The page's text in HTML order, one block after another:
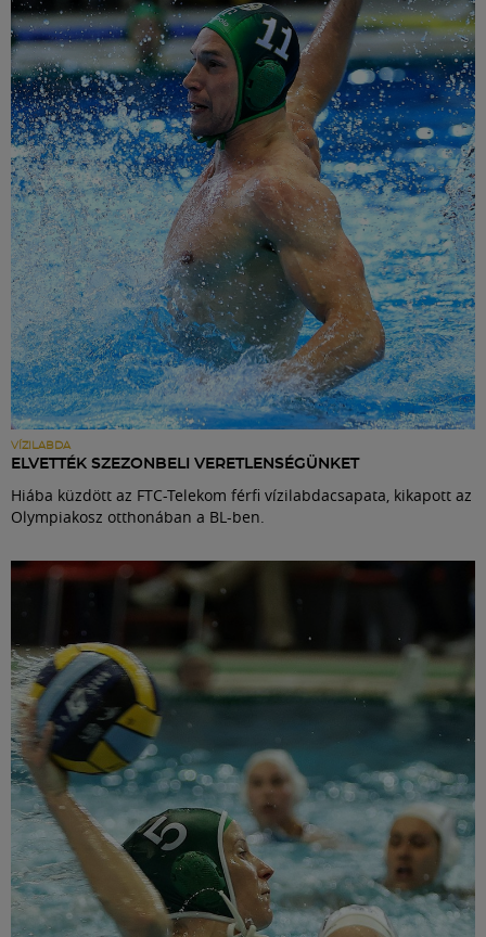
VÍZILABDA
ELVETTÉK SZEZONBELI VERETLENSÉGÜNKET
Hiába küzdött az FTC-Telekom férfi vízilabdacsapata, kikapott az
Olympiakosz otthonában a BL-ben.